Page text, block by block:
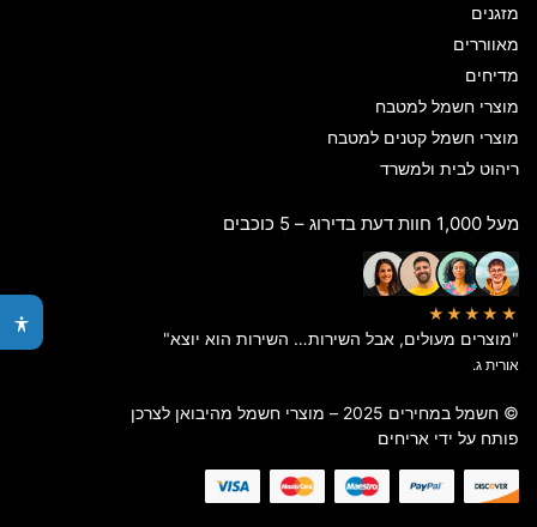
מזגנים
מאווררים
מדיחים
מוצרי חשמל למטבח
מוצרי חשמל קטנים למטבח
ריהוט לבית ולמשרד
מעל 1,000 חוות דעת בדירוג – 5 כוכבים
★★★★★
"מוצרים מעולים, אבל השירות… השירות הוא יוצא"
אורית ג.
© חשמל במחירים 2025 – מוצרי חשמל מהיבואן לצרכן
פותח על ידי אריחים